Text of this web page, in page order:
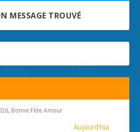
MESSAGE TROUVÉ
Bonne Fête Amour
Aujourd'hui